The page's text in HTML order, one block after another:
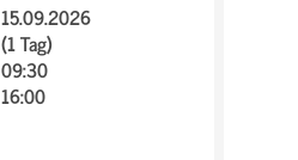
15.09.2026
(1 Tag)
09:30
16:00